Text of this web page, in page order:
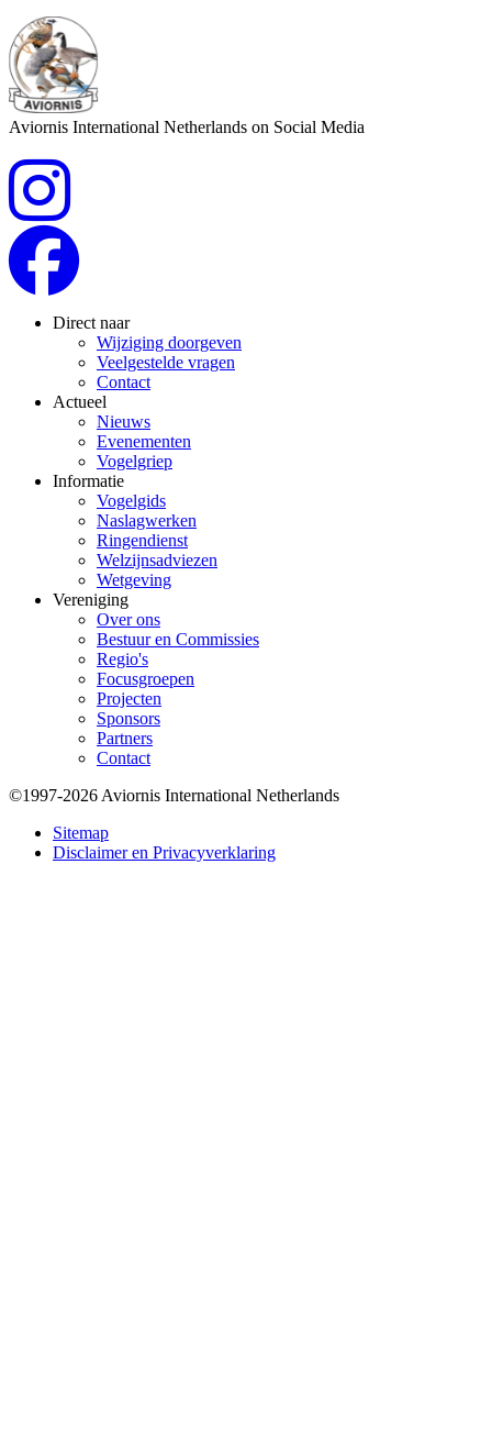
Aviornis International Netherlands on Social Media
Direct naar
Wijziging doorgeven
Veelgestelde vragen
Contact
Actueel
Nieuws
Evenementen
Vogelgriep
Informatie
Vogelgids
Naslagwerken
Ringendienst
Welzijnsadviezen
Wetgeving
Vereniging
Over ons
Bestuur en Commissies
Regio's
Focusgroepen
Projecten
Sponsors
Partners
Contact
Bottom
©1997-2026 Aviornis International Netherlands
Sitemap
Disclaimer en Privacyverklaring